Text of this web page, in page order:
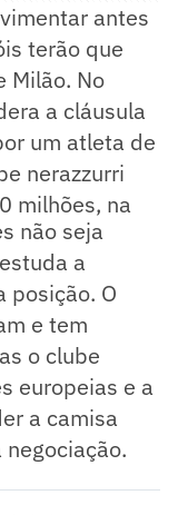
antes
terão que
Milão. No
a cláusula
um atleta de
nerazzurri
milhões, na
não seja
a
posição. O
e tem
o clube
europeias e a
a camisa